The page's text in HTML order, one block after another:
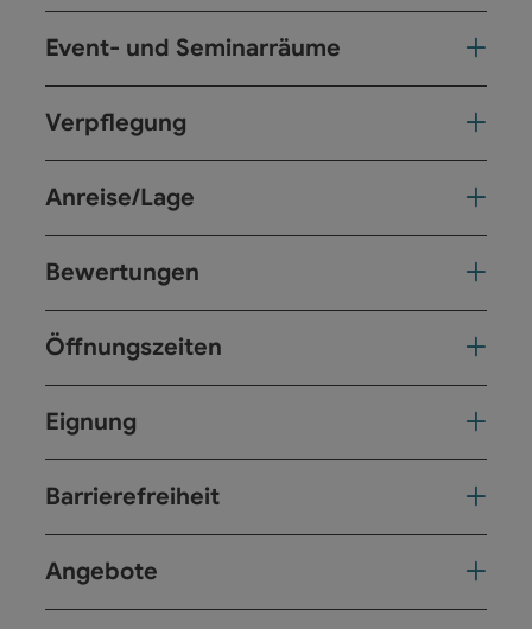
Event- und Seminarräume
Verpflegung
Anreise/Lage
Bewertungen
Öffnungszeiten
Eignung
Barrierefreiheit
Angebote